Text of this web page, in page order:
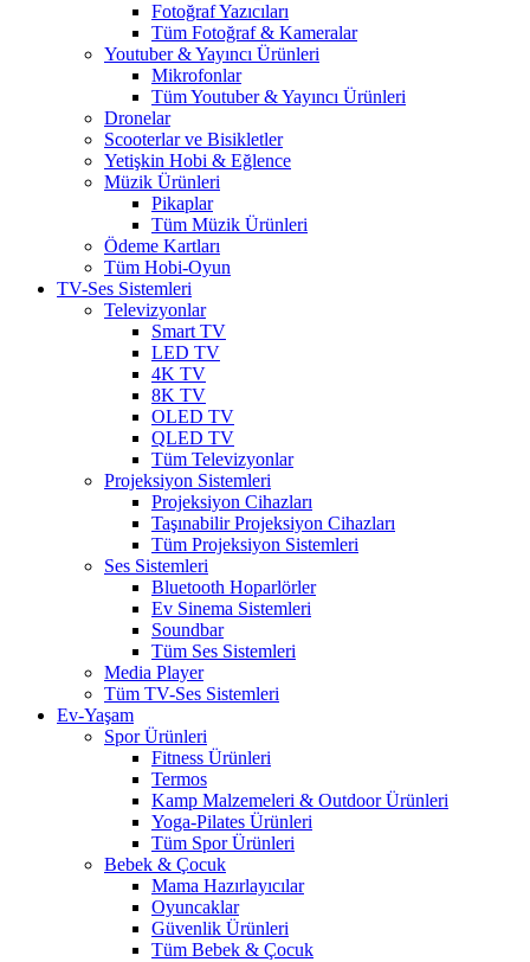
Fotoğraf Yazıcıları
Tüm Fotoğraf & Kameralar
Youtuber & Yayıncı Ürünleri
Mikrofonlar
Tüm Youtuber & Yayıncı Ürünleri
Dronelar
Scooterlar ve Bisikletler
Yetişkin Hobi & Eğlence
Müzik Ürünleri
Pikaplar
Tüm Müzik Ürünleri
Ödeme Kartları
Tüm Hobi-Oyun
TV-Ses Sistemleri
Televizyonlar
Smart TV
LED TV
4K TV
8K TV
OLED TV
QLED TV
Tüm Televizyonlar
Projeksiyon Sistemleri
Projeksiyon Cihazları
Taşınabilir Projeksiyon Cihazları
Tüm Projeksiyon Sistemleri
Ses Sistemleri
Bluetooth Hoparlörler
Ev Sinema Sistemleri
Soundbar
Tüm Ses Sistemleri
Media Player
Tüm TV-Ses Sistemleri
Ev-Yaşam
Spor Ürünleri
Fitness Ürünleri
Termos
Kamp Malzemeleri & Outdoor Ürünleri
Yoga-Pilates Ürünleri
Tüm Spor Ürünleri
Bebek & Çocuk
Mama Hazırlayıcılar
Oyuncaklar
Güvenlik Ürünleri
Tüm Bebek & Çocuk